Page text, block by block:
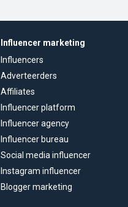
Influencer marketing
Influencers
Adverteerders
Affiliates
Influencer platform
Influencer agency
Influencer bureau
Social media influencer
Instagram influencer
Blogger marketing